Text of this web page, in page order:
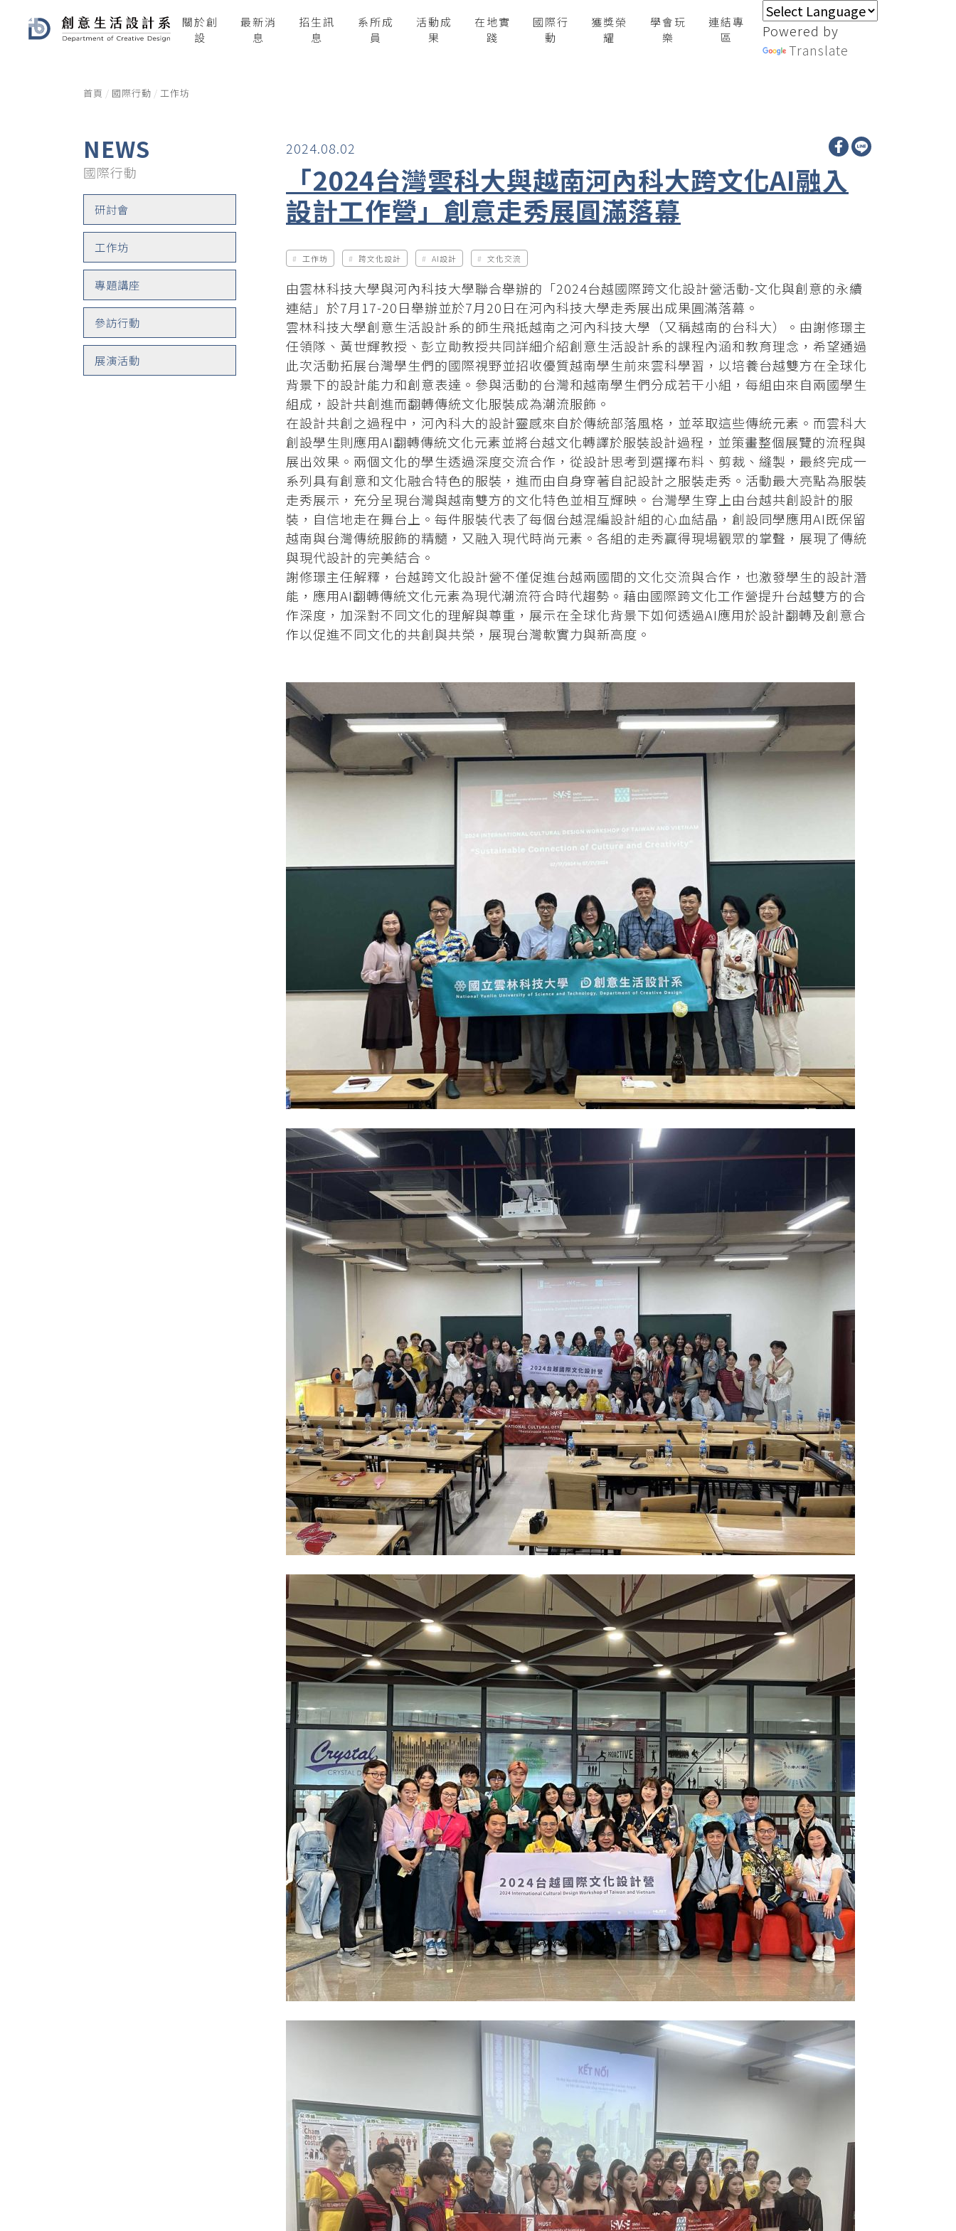
關於創
設
最新消
息
招生訊
息
系所成
員
活動成
果
在地實
踐
國際行
動
獲獎榮
耀
學會玩
樂
連結專
區
Powered by
Translate
首頁 國際行動 工作坊
NEWS
國際行動
研討會
工作坊
專題講座
參訪行動
展演活動
2024.08.02
「2024台灣雲科大與越南河內科大跨文化AI融入
設計工作營」創意走秀展圓滿落幕
工作坊 跨文化設計 AI設計 文化交流
由雲林科技大學與河內科技大學聯合舉辦的「2024台越國際跨文化設計營活動-文化與創意的永續
連結」於7月17-20日舉辦並於7月20日在河內科技大學走秀展出成果圓滿落幕。
雲林科技大學創意生活設計系的師生飛抵越南之河內科技大學（又稱越南的台科大）。由謝修璟主
任領隊、黃世輝教授、彭立勛教授共同詳細介紹創意生活設計系的課程內涵和教育理念，希望通過
此次活動拓展台灣學生們的國際視野並招收優質越南學生前來雲科學習，以培養台越雙方在全球化
背景下的設計能力和創意表達。參與活動的台灣和越南學生們分成若干小組，每組由來自兩國學生
組成，設計共創進而翻轉傳統文化服裝成為潮流服飾。
在設計共創之過程中，河內科大的設計靈感來自於傳統部落風格，並萃取這些傳統元素。而雲科大
創設學生則應用AI翻轉傳統文化元素並將台越文化轉譯於服裝設計過程，並策畫整個展覽的流程與
展出效果。兩個文化的學生透過深度交流合作，從設計思考到選擇布料、剪裁、縫製，最終完成一
系列具有創意和文化融合特色的服裝，進而由自身穿著自記設計之服裝走秀。活動最大亮點為服裝
走秀展示，充分呈現台灣與越南雙方的文化特色並相互輝映。台灣學生穿上由台越共創設計的服
裝，自信地走在舞台上。每件服裝代表了每個台越混編設計組的心血結晶，創設同學應用AI既保留
越南與台灣傳統服飾的精髓，又融入現代時尚元素。各組的走秀贏得現場觀眾的掌聲，展現了傳統
與現代設計的完美結合。
謝修璟主任解釋，台越跨文化設計營不僅促進台越兩國間的文化交流與合作，也激發學生的設計潛
能，應用AI翻轉傳統文化元素為現代潮流符合時代趨勢。藉由國際跨文化工作營提升台越雙方的合
作深度，加深對不同文化的理解與尊重，展示在全球化背景下如何透過AI應用於設計翻轉及創意合
作以促進不同文化的共創與共榮，展現台灣軟實力與新高度。